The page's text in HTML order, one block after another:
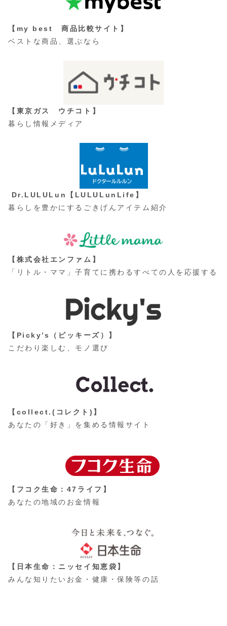
【my best 商品比較サイト】
ベストな商品、選ぶなら
【東京ガス ウチコト】
暮らし情報メディア
Dr.LULULun【LULULunLife】
暮らしを豊かにするごきげんアイテム紹介
【株式会社エンファム】
「リトル・ママ」子育てに携わるすべての人を応援する
【Picky’s（ピッキーズ）】
こだわり楽しむ、モノ選び
【collect.(コレクト)】
あなたの「好き」を集める情報サイト
【フコク生命：47ライフ】
あなたの地域のお金情報
【日本生命：ニッセイ知恵袋】
みんな知りたいお金・健康・保険等の話